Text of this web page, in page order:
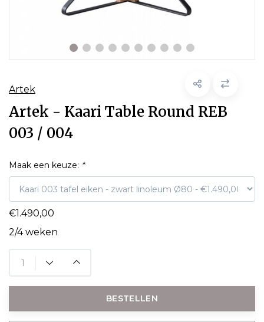
Artek
Artek - Kaari Table Round REB
003 / 004
Maak een keuze: *
€1.490,00
2/4 weken
BESTELLEN